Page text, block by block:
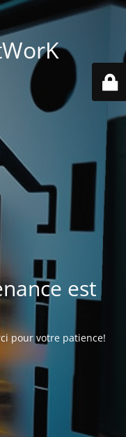
est
pour votre patience!